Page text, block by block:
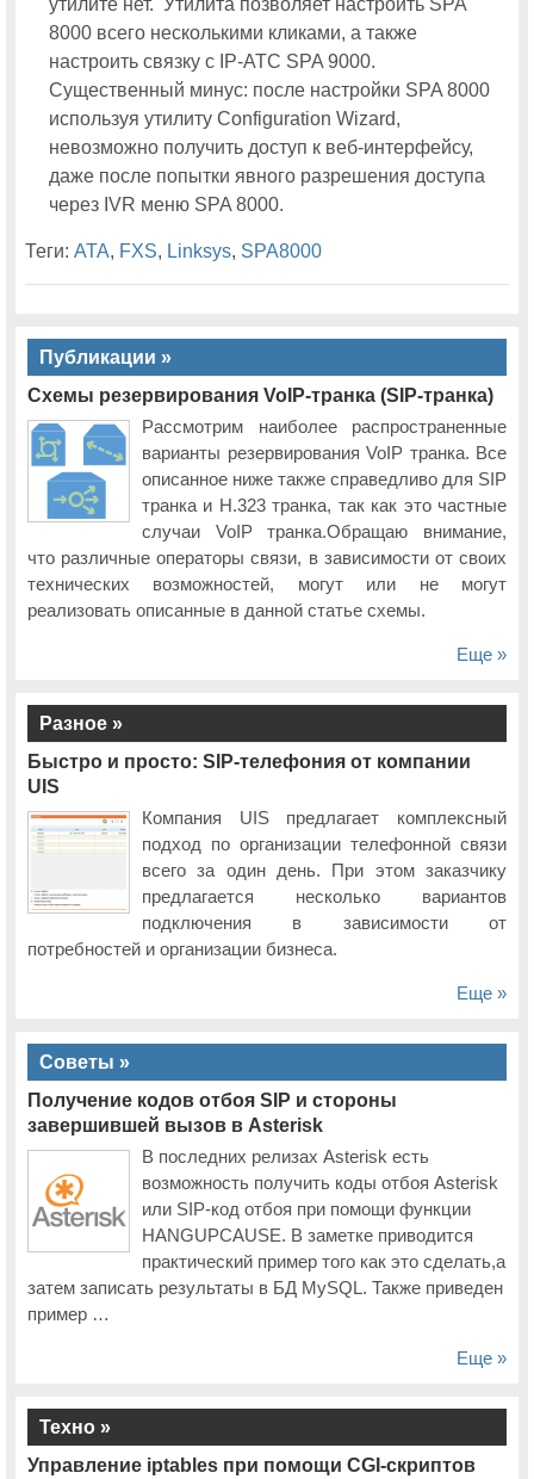
утилите нет. Утилита позволяет настроить SPA
8000 всего несколькими кликами, а также
настроить связку с IP-АТС SPA 9000.
Существенный минус: после настройки SPA 8000
используя утилиту Configuration Wizard,
невозможно получить доступ к веб-интерфейсу,
даже после попытки явного разрешения доступа
через IVR меню SPA 8000.
Теги:ATA, FXS, Linksys, SPA8000
Публикации »
Схемы резервирования VoIP-транка (SIP-транка)
Рассмотрим наиболее распространенные
варианты резервирования VoIP транка. Все
описанное ниже также справедливо для SIP
транка и H.323 транка, так как это частные
случаи VoIP транка.Обращаю внимание,
что различные операторы связи, в зависимости от своих
технических возможностей, могут или не могут
реализовать описанные в данной статье схемы.
Еще »
Разное »
Быстро и просто: SIP-телефония от компании
UIS
Компания UIS предлагает комплексный
подход по организации телефонной связи
всего за один день. При этом заказчику
предлагается несколько вариантов
подключения в зависимости от
потребностей и организации бизнеса.
Еще »
Советы »
Получение кодов отбоя SIP и стороны
завершившей вызов в Asterisk
В последних релизах Asterisk есть
возможность получить коды отбоя Asterisk
или SIP-код отбоя при помощи функции
HANGUPCAUSE. В заметке приводится
практический пример того как это сделать,а
затем записать результаты в БД MySQL. Также приведен
пример …
Еще »
Техно »
Управление iptables при помощи CGI-скриптов